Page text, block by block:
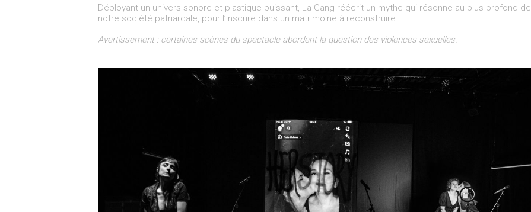
Déployant un univers sonore et plastique puissant, La Gang réécrit un mythe qui résonne au plus profond de
notre société patriarcale, pour l’inscrire dans un matrimoine à reconstruire.
Avertissement : certaines scènes du spectacle abordent la question des violences sexuelles.